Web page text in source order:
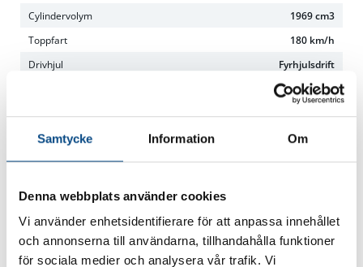
Samtycke Information Om
Denna webbplats använder cookies
Vi använder enhetsidentifierare för att anpassa innehållet
och annonserna till användarna, tillhandahålla funktioner
för sociala medier och analysera vår trafik. Vi
Cylindervolym
1969 cm3
Toppfart
180 km/h
Drivhjul
Fyrhjulsdrift
350 Nm
Acceleration 0-100km/h
5.7 sek
Växellåda
Automat
Drivmedel
Bensin+El
Längd/höjd/bredd
471 cm/165 cm/190 cm
Tjänstevikt